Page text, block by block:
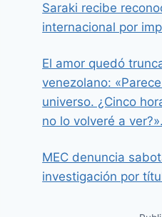
Saraki recibe
internacional por
El amor quedó
venezolano:
universo. ¿Cinco
no lo volveré a ver?».
MEC denuncia
investigación por